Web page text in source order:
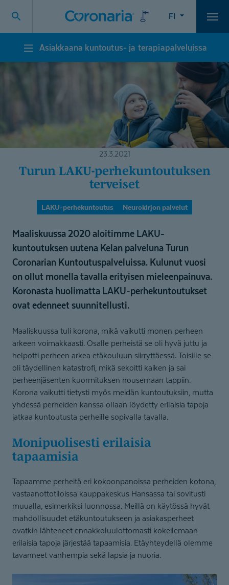
FI
Asiakkaana
kuntoutus-
ja
Asiakkaana kuntoutus- ja terapiapalveluissa
23.3.2021
Turun LAKU-perhe­kun­tou­tuksen
terveiset
LAKU-perhekuntoutus Neurokirjon palvelut
Maaliskuussa 2020 aloitimme LAKU-
kuntoutuksen uutena Kelan palveluna Turun
Coronarian Kuntoutuspalveluissa. Kulunut vuosi
on ollut monella tavalla erityisen mieleenpainuva.
Koronasta huolimatta LAKU-perhekuntoutukset
ovat edenneet suunnitellusti.
Maaliskuussa tuli korona, mikä vaikutti monen perheen
arkeen voimakkaasti. Osalle perheistä se oli hyvä juttu ja
helpotti perheen arkea etäkouluun siirryttäessä. Toisille se
oli täydellinen katastrofi, mikä sekoitti kaiken ja sai
perheenjäsenten kuormituksen nousemaan tappiin.
Korona vaikutti tietysti myös meidän kuntoutuksiin, mutta
yhdessä perheiden kanssa ollaan löydetty erilaisia tapoja
jatkaa kuntoutusta perheille sopivalla tavalla.
Monipuolisesti erilaisia
tapaamisia
Tapaamme perheitä eri kokoonpanoissa perheiden kotona,
vastaanottotiloissa kauppakeskus Hansassa tai sovitusti
muualla, esimerkiksi luonnossa. Meillä on käytössä hyvät
mahdollisuudet etäkuntoutukseen ja asiakasperheet
ovatkin lähteneet ennakkoluulottomasti kokeilemaan
erilaisia tapoja järjestää tapaamisia. Etäyhteydellä olemme
tavanneet vanhempia sekä lapsia ja nuoria.